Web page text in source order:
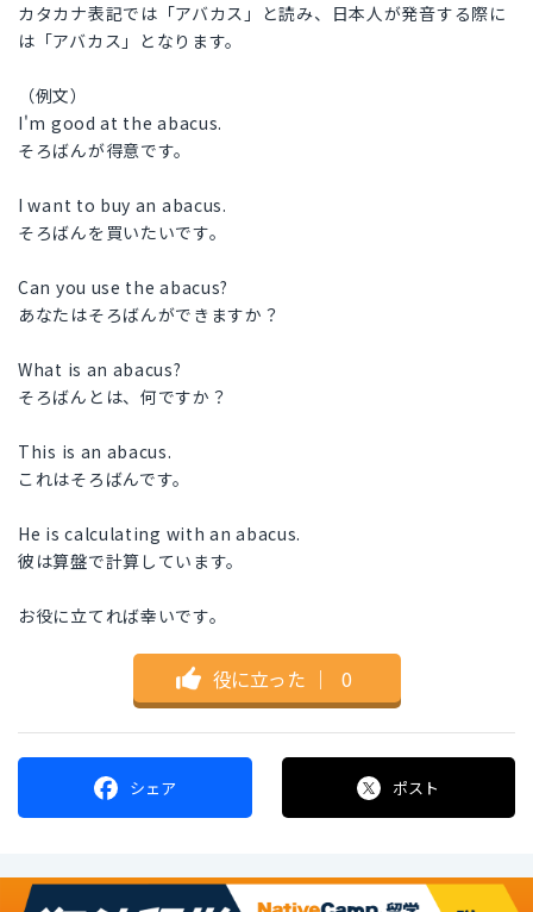
カタカナ表記では「アバカス」と読み、日本人が発音する際に
は「アバカス」となります。
（例文）
I'm good at the abacus.
そろばんが得意です。
I want to buy an abacus.
そろばんを買いたいです。
Can you use the abacus?
あなたはそろばんができますか？
What is an abacus?
そろばんとは、何ですか？
This is an abacus.
これはそろばんです。
He is calculating with an abacus.
彼は算盤で計算しています。
お役に立てれば幸いです。
役に立った ｜ 0
シェア ポスト